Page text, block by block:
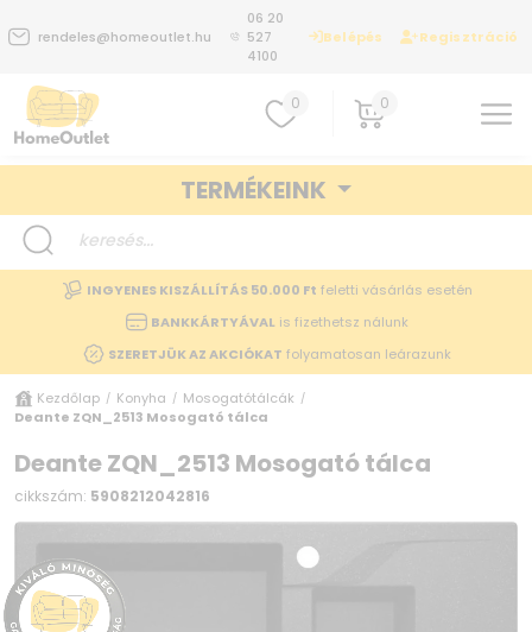
rendeles@homeoutlet.hu
06 20
527
4100
Belépés Regisztráció
0 0
TERMÉKEINK
INGYENES KISZÁLLÍTÁS 50.000 Ft feletti vásárlás esetén
BANKKÁRTYÁVALis fizethetsz nálunk
SZERETJÜK AZ AKCIÓKAT folyamatosan leárazunk
Kezdőlap / Konyha / Mosogatótálcák /
Deante ZQN_2513 Mosogató tálca
Deante ZQN_2513 Mosogató tálca
cikkszám: 5908212042816